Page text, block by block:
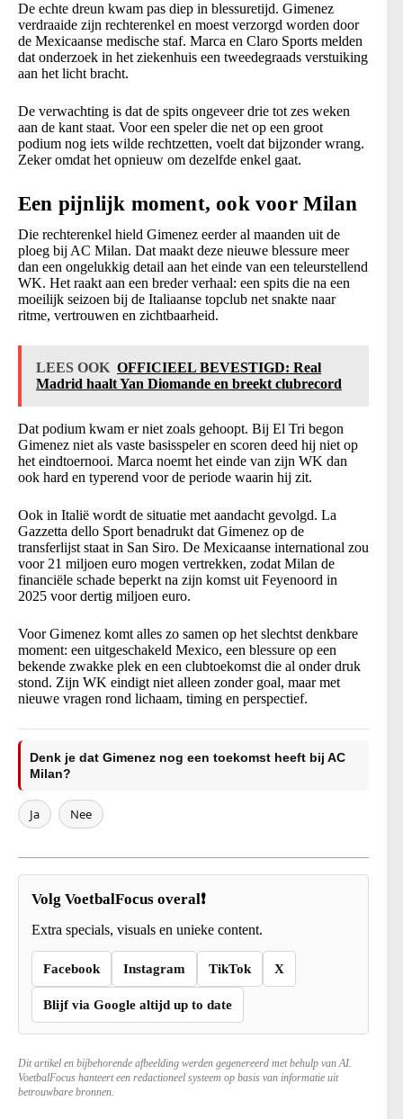
De echte dreun kwam pas diep in blessuretijd. Gimenez
verdraaide zijn rechterenkel en moest verzorgd worden door
de Mexicaanse medische staf. Marca en Claro Sports melden
dat onderzoek in het ziekenhuis een tweedegraads verstuiking
aan het licht bracht.
De verwachting is dat de spits ongeveer drie tot zes weken
aan de kant staat. Voor een speler die net op een groot
podium nog iets wilde rechtzetten, voelt dat bijzonder wrang.
Zeker omdat het opnieuw om dezelfde enkel gaat.
Een pijnlijk moment, ook voor Milan
Die rechterenkel hield Gimenez eerder al maanden uit de
ploeg bij AC Milan. Dat maakt deze nieuwe blessure meer
dan een ongelukkig detail aan het einde van een teleurstellend
WK. Het raakt aan een breder verhaal: een spits die na een
moeilijk seizoen bij de Italiaanse topclub net snakte naar
ritme, vertrouwen en zichtbaarheid.
LEES OOK OFFICIEEL BEVESTIGD: Real
Madrid haalt Yan Diomande en breekt clubrecord
Dat podium kwam er niet zoals gehoopt. Bij El Tri begon
Gimenez niet als vaste basisspeler en scoren deed hij niet op
het eindtoernooi. Marca noemt het einde van zijn WK dan
ook hard en typerend voor de periode waarin hij zit.
Ook in Italië wordt de situatie met aandacht gevolgd. La
Gazzetta dello Sport benadrukt dat Gimenez op de
transferlijst staat in San Siro. De Mexicaanse international zou
voor 21 miljoen euro mogen vertrekken, zodat Milan de
financiële schade beperkt na zijn komst uit Feyenoord in
2025 voor dertig miljoen euro.
Voor Gimenez komt alles zo samen op het slechtst denkbare
moment: een uitgeschakeld Mexico, een blessure op een
bekende zwakke plek en een clubtoekomst die al onder druk
stond. Zijn WK eindigt niet alleen zonder goal, maar met
nieuwe vragen rond lichaam, timing en perspectief.
Denk je dat Gimenez nog een toekomst heeft bij AC
Milan?
Ja Nee
Volg VoetbalFocus overal❗
Extra specials, visuals en unieke content.
Facebook Instagram TikTok X
Blijf via Google altijd up to date
Dit artikel en bijbehorende afbeelding werden gegenereerd met behulp van AI.
VoetbalFocus hanteert een redactioneel systeem op basis van informatie uit
betrouwbare bronnen.